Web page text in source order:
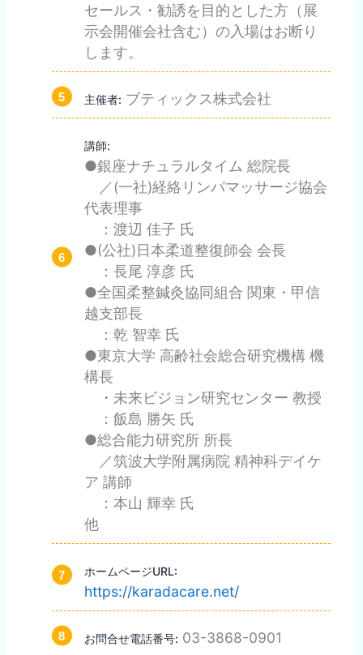
セールス・勧誘を目的とした方（展
示会開催会社含む）の入場はお断り
します。
主催者: ブティックス株式会社
講師:
●銀座ナチュラルタイム 総院長
／(一社)経絡リンパマッサージ協会
代表理事
：渡辺 佳子 氏
●(公社)日本柔道整復師会 会長
：長尾 淳彦 氏
●全国柔整鍼灸協同組合 関東・甲信
越支部長
：乾 智幸 氏
●東京大学 高齢社会総合研究機構 機
構長
・未来ビジョン研究センター 教授
：飯島 勝矢 氏
●総合能力研究所 所長
／筑波大学附属病院 精神科デイケ
ア 講師
：本山 輝幸 氏
他
ホームページURL:
https://karadacare.net/
お問合せ電話番号: 03-3868-0901